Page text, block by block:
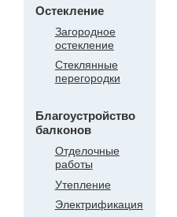
Остекление
Загородное
остекление
Стеклянные
перегородки
Благоустройство
балконов
Отделочные
работы
Утепление
Электрификация